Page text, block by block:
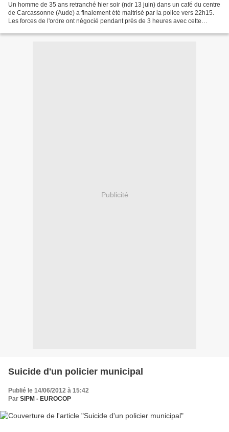
Un homme de 35 ans retranché hier soir (ndr 13 juin) dans un café du centre
de Carcassonne (Aude) a finalement été maitrisé par la police vers 22h15.
Les forces de l'ordre ont négocié pendant près de 3 heures avec cette
Publicité
Suicide d'un policier municipal
Publié le 14/06/2012 à 15:42
Par SIPM - EUROCOP